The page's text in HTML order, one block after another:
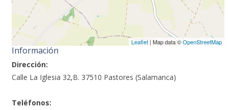
Leaflet| Map data ©OpenStreetMap
Información
Dirección:
Calle La Iglesia 32,B. 37510 Pastores (Salamanca)
Teléfonos: